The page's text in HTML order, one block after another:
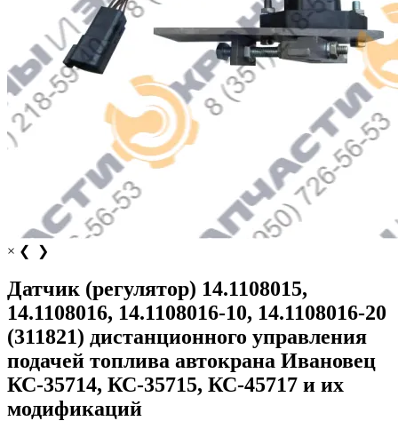
× ❮ ❯
Датчик (регулятор) 14.1108015,
14.1108016, 14.1108016-10, 14.1108016-20
(311821) дистанционного управления
подачей топлива автокрана Ивановец
КС-35714, КС-35715, КС-45717 и их
модификаций